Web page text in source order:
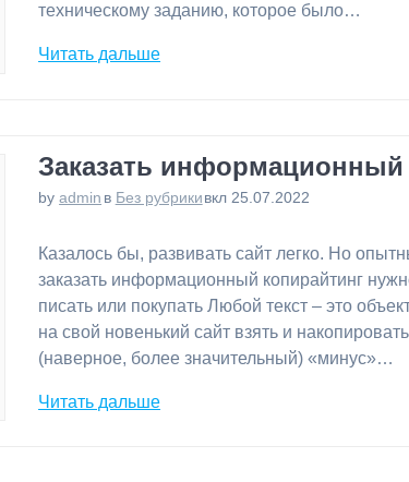
техническому заданию, которое было…
Читать дальше
Заказать информационный
byadmin в Без рубрикивкл 25.07.2022
⁠Казалось бы, развивать сайт легко. Но
заказать информационный копирайтинг
писать или покупать Любой текст – это
на свой новенький сайт взять и
(наверное, более значительный) «минус»…
Читать дальше